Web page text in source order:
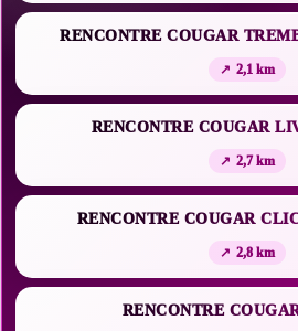
RENCONTRE COUGAR
2,1 km
RENCONTRE COUGAR
2,7 km
RENCONTRE COUGAR
2,8 km
RENCONTRE